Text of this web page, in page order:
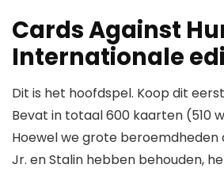
Cards Against
Internationale
Dit is het hoofdspel. Koop dit eerst
Bevat in totaal 600 kaarten (510
Hoewel we grote beroemdheden
Jr. en Stalin hebben behouden,